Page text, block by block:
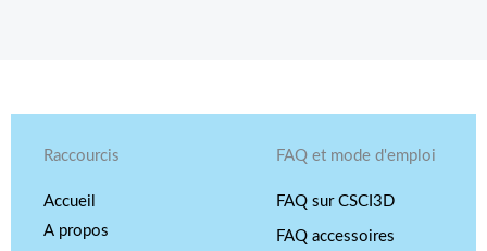
Raccourcis
Accueil
A propos
FAQ et mode d'emploi
FAQ sur CSCI3D
FAQ accessoires